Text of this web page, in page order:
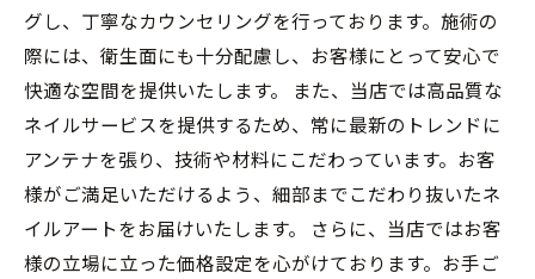
グし、丁寧なカウンセリングを行っております。施術の
際には、衛生面にも十分配慮し、お客様にとって安心で
快適な空間を提供いたします。 また、当店では高品質な
ネイルサービスを提供するため、常に最新のトレンドに
アンテナを張り、技術や材料にこだわっています。お客
様がご満足いただけるよう、細部までこだわり抜いたネ
イルアートをお届けいたします。 さらに、当店ではお客
様の立場に立った価格設定を心がけております。お手ご